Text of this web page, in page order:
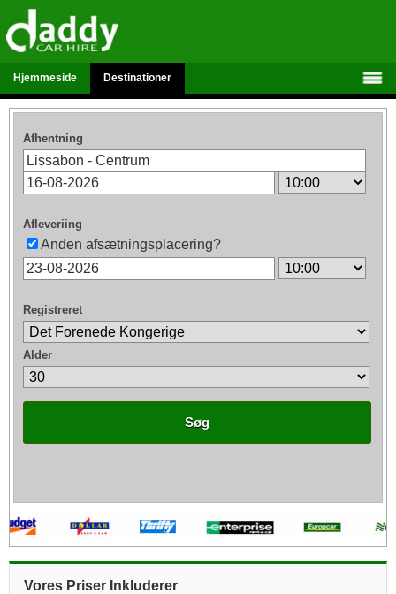
Hjemmeside Destinationer
Afhentning
Afleveriing
Anden afsætningsplacering?
Registreret
Alder
Søg
Vores Priser Inkluderer